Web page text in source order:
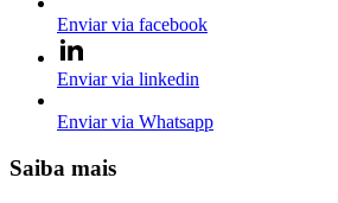
Enviar via facebook
Enviar via linkedin
Enviar via Whatsapp
Saiba mais